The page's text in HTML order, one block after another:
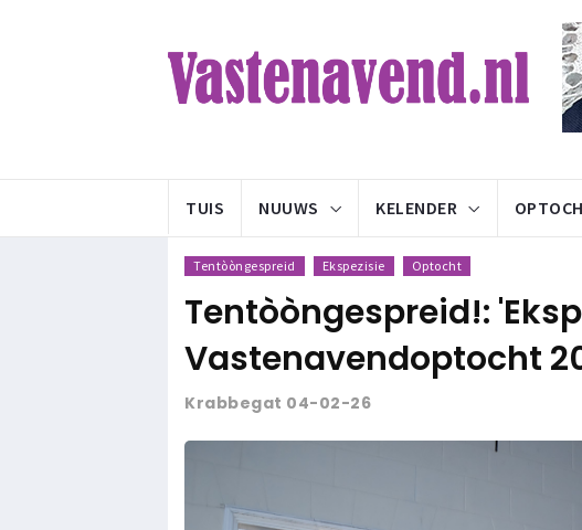
TUIS NUUWS KELENDER
Tentòòngespreid Ekspezisie Optocht
Tentòòngespreid!:
Vastenavendoptocht
Krabbegat 04-02-26